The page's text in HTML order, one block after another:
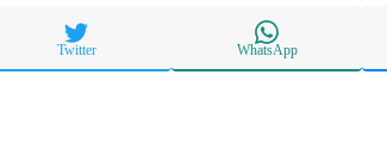
WhatsApp
Twitter